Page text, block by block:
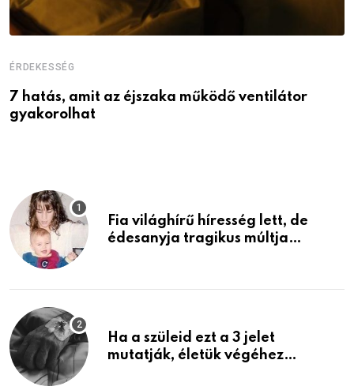
ÉRDEKESSÉG
7 hatás, amit az éjszaka működő ventilátor
gyakorolhat
Fia világhírű híresség lett, de
édesanyja tragikus múltja
Ha a szüleid ezt a 3 jelet
mutatják, életük végéhez